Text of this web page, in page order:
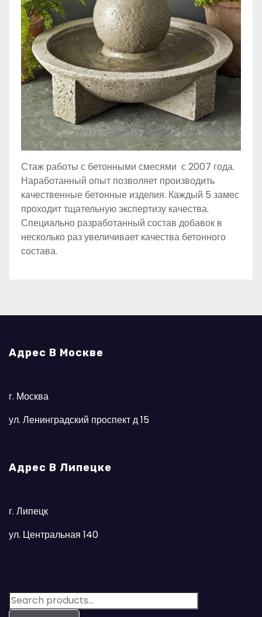
Стаж работы с бетонными смесями с 2007 года.
Наработанный опыт позволяет производить
качественные бетонные изделия. Каждый 5 замес
проходит тщательную экспертизу качества.
Специально разработанный состав добавок в
несколько раз увеличивает качества бетонного
состава.
Адрес В Москве
г. Москва
ул. Ленинградский проспект д 15
Адрес В Липецке
г. Липецк
ул. Центральная 140
S
e